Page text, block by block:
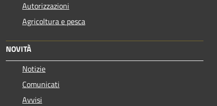
Autorizzazioni
Agricoltura e pesca
NOVITÀ
Notizie
Comunicati
Avvisi